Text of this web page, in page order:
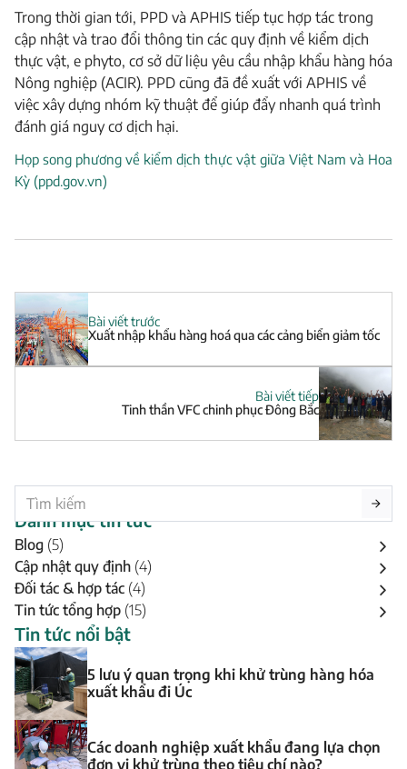
Trong thời gian tới, PPD và APHIS tiếp tục hợp tác trong
cập nhật và trao đổi thông tin các quy định về kiểm dịch
thực vật, e phyto, cơ sở dữ liệu yêu cầu nhập khẩu hàng hóa
Nông nghiệp (ACIR). PPD cũng đã đề xuất với APHIS về
việc xây dựng nhóm kỹ thuật để giúp đẩy nhanh quá trình
đánh giá nguy cơ dịch hại.
Họp song phương về kiểm dịch thực vật giữa Việt Nam và Hoa
Kỳ (ppd.gov.vn)
Bài viết trước
Xuất nhập khẩu hàng hoá qua các cảng biển giảm tốc
Bài viết tiếp
Tinh thần VFC chinh phục Đông Bắc
Danh mục tin tức
Blog (5)
Cập nhật quy định (4)
Đối tác & hợp tác (4)
Tin tức tổng hợp (15)
Tin tức nổi bật
5 lưu ý quan trọng khi khử trùng hàng hóa
xuất khẩu đi Úc
Các doanh nghiệp xuất khẩu đang lựa chọn
đơn vị khử trùng theo tiêu chí nào?